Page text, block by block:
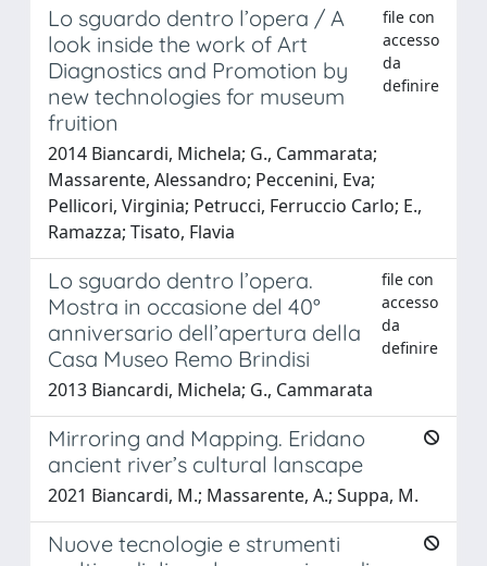
Lo sguardo dentro l’opera / A
look inside the work of Art
Diagnostics and Promotion by
new technologies for museum
fruition
file con
accesso
da
definire
2014 Biancardi, Michela; G., Cammarata;
Massarente, Alessandro; Peccenini, Eva;
Pellicori, Virginia; Petrucci, Ferruccio Carlo; E.,
Ramazza; Tisato, Flavia
Lo sguardo dentro l’opera.
Mostra in occasione del 40°
anniversario dell’apertura della
Casa Museo Remo Brindisi
file con
accesso
da
definire
2013 Biancardi, Michela; G., Cammarata
Mirroring and Mapping. Eridano
ancient river’s cultural lanscape
2021 Biancardi, M.; Massarente, A.; Suppa, M.
Nuove tecnologie e strumenti